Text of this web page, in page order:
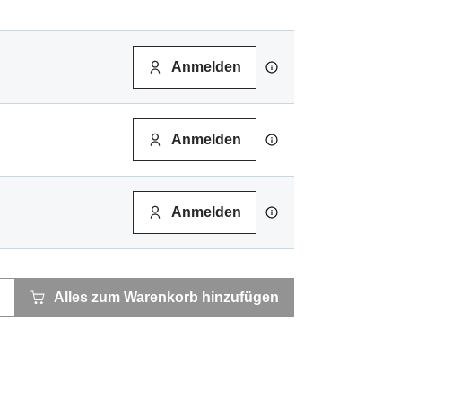
Anmelden
Anmelden
Anmelden
Alles zum Warenkorb hinzufügen